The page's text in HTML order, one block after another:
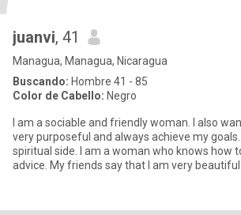
juanvi, 41
Managua, Managua, Nicaragua
Buscando: Hombre 41 - 85
Color de Cabello: Negro
I am a sociable and friendly woman. I also
very purposeful and always achieve my
spiritual side. I am a woman who knows how
advice. My friends say that I am very beautiful